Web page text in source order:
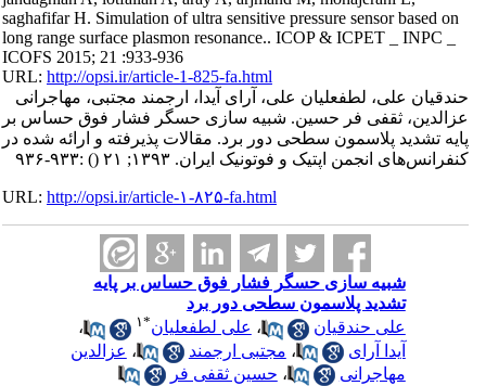
saghafifar H. Simulation of ultra sensitive pressure sensor based on
long range surface plasmon resonance.. ICOP & ICPET _ INPC _
ICOFS 2015; 21 :933-936
URL:http://opsi.ir/article-1-825-fa.html
حندقیان علی، لطفعلیان علی، آرای آیدا، ارجمند مجتبی، مهاجرانی
عزالدین، ثقفی فر حسین. شبیه سازی حسگر فشار فوق حساس بر
پایه تشدید پلاسمون سطحی دور برد. مقالات پذیرفته و ارائه شده در
کنفرانس‌های انجمن اپتیک و فوتونیک ایران. ۱۳۹۳; ۲۱
() :۹۳۳-۹۳۶
URL:http://opsi.ir/article-۱-۸۲۵-fa.html
شبیه سازی حسگر فشار فوق حساس بر پایه
تشدید پلاسمون سطحی دور برد
علی حندقیان
،علی لطفعلیان *۱
،
آیدا آرای
،مجتبی ارجمند ،عزالدین
مهاجرانی
،حسین ثقفی فر